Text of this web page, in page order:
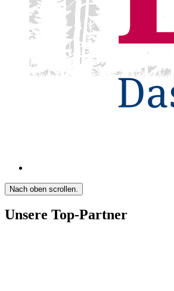
Nach oben scrollen.
Unsere Top-Partner